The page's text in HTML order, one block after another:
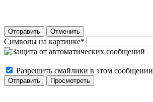
Отправить Отменить
Символы на картинке*
Разрешить смайлики в этом сообщении